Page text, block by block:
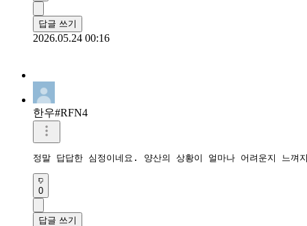
답글 쓰기
2026.05.24 00:16
한우#RFN4
정말 답답한 심정이네요. 양산의 상황이 얼마나 어려운지 느껴
0
답글 쓰기